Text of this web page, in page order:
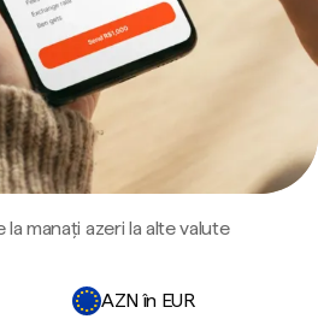
manați azeri la alte valute
AZN în EUR